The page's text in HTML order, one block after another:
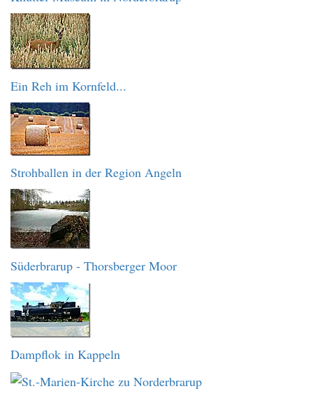
Ein Reh im Kornfeld...
Strohballen in der Region Angeln
Süderbrarup - Thorsberger Moor
Dampflok in Kappeln